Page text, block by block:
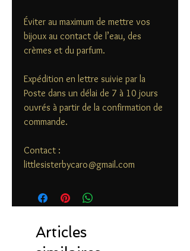
Éviter au maximum de mettre vos
bijoux au contact de l’eau, des
crèmes et du parfum.
Expédition en lettre suivie par la
Poste dans un délai de 7 à 10 jours
ouvrés à partir de la confirmation de
commande.
Contact :
littlesisterbycaro@gmail.com
Articles